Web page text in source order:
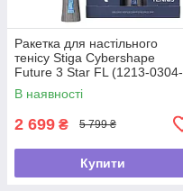
Ракетка для настільного
тенісу Stiga Cybershape
Future 3 Star FL (1213-0304-
35) tdi
В наявності
2 699 ₴ 5 799 ₴
Купити